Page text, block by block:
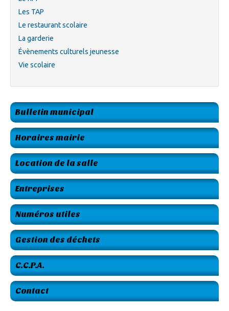
Les TAP
Le restaurant scolaire
La garderie
Évènements culturels jeunesse
Vie scolaire
Bulletin municipal
Horaires mairie
Location de la salle
Entreprises
Numéros utiles
Gestion des déchets
C.C.P.A.
Contact